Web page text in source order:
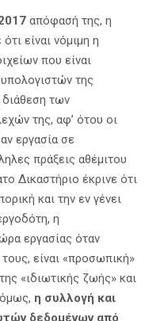
απόφασή της, η
είναι νόμιμη η
που είναι
της
διάθεση των
της, αφ’ ότου οι
εργασία σε
πράξεις αθέμιτου
Δικαστήριο έκρινε ότι
και την εν γένει
η
εργασίας όταν
είναι «προσωπική»
«ιδιωτικής ζωής» και
η συλλογή και
δεδομένων από